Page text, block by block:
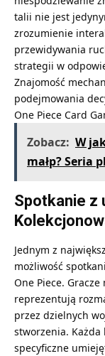
talii nie jest
zrozumienie
przewidywania
strategii w
Znajomość
podejmowania
One Piece Card
Zobacz: W
małp? Seria
Spotkanie z
Jednym z
możliwość
One Piece.
reprezentują
przez dzielnych
stworzenia.
specyficzne